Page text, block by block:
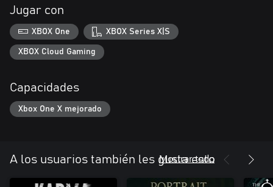
Jugar con
XBOX One XBOX Series X|S
XBOX Cloud Gaming
Capacidades
Xbox One X mejorado
A los usuarios también les gusta esto
Mostrar todo